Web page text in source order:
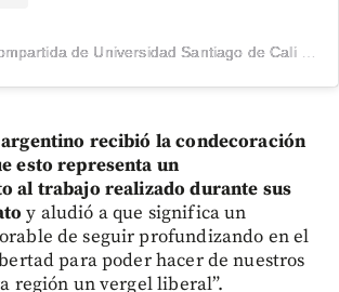
recibió la condecoración
esto representa un
al trabajo realizado durante sus
y aludió a que significa un
de seguir profundizando en el
para poder hacer de nuestros
región un vergel liberal”.